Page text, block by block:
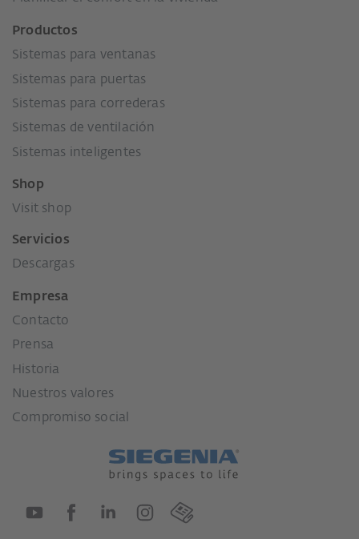
Productos
Sistemas para ventanas
Sistemas para puertas
Sistemas para correderas
Sistemas de ventilación
Sistemas inteligentes
Shop
Visit shop
Servicios
Descargas
Empresa
Contacto
Prensa
Historia
Nuestros valores
Compromiso social